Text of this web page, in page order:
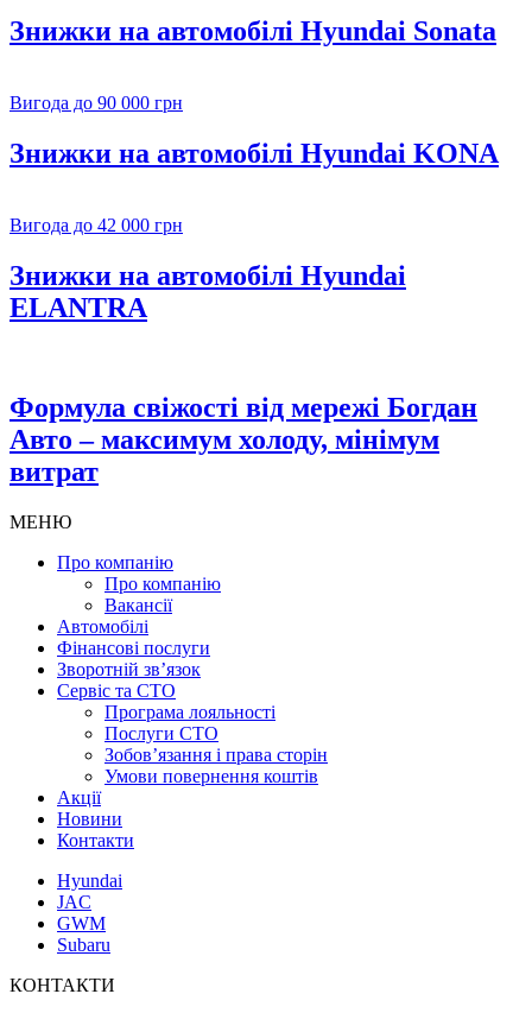
Знижки на автомобілі Hyundai Sonata
Вигода до 90 000 грн
Знижки на автомобілі Hyundai KONA
Вигода до 42 000 грн
Знижки на автомобілі Hyundai
ELANTRA
Формула свіжості від мережі Богдан
Авто – максимум холоду, мінімум
витрат
МЕНЮ
Про компанію
Про компанію
Вакансії
Автомобілі
Фінансові послуги
Зворотній зв’язок
Cервіс та СТО
Програма лояльності
Послуги СТО
Зобов’язання і права сторін
Умови повернення коштів
Акції
Новини
Контакти
Hyundai
JAC
GWM
Subaru
КОНТАКТИ